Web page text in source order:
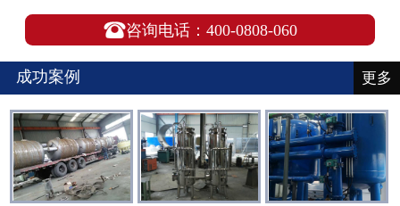
咨询电话：400-0808-060
成功案例 更多